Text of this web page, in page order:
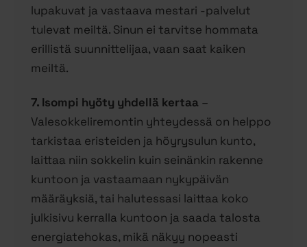
lupakuvat ja vastaava mestari -palvelut
tulevat meiltä. Sinun ei tarvitse hommata
erillistä suunnittelijaa, vaan saat kaiken
meiltä.
7. Isompi hyöty yhdellä kertaa –
Valesokkeliremontin yhteydessä on helppo
tarkistaa eristeiden ja höyrysulun kunto,
laittaa niin sokkelin kuin seinänkin rakenne
kuntoon ja vastaamaan nykypäivän
määräyksiä, tai halutessasi laittaa koko
julkisivu kerralla kuntoon ja saada talosta
energiatehokas, mikä näkyy nopeasti